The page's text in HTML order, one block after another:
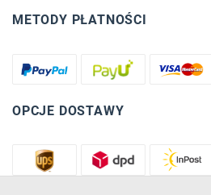
METODY PŁATNOŚCI
OPCJE DOSTAWY